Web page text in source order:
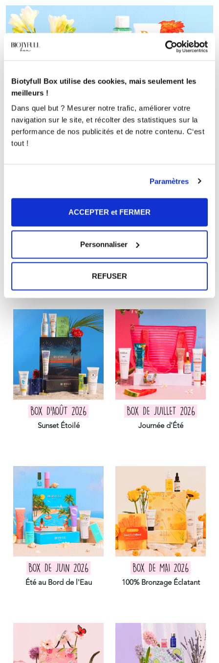
Biotyfull Box utilise des cookies, mais seulement les
meilleurs !
Dans quel but ? Mesurer notre trafic, améliorer votre
navigation sur le site, et récolter des statistiques sur la
performance de nos publicités et de notre contenu. C‘est
tout !
Paramètres
ACCEPTER et FERMER
Personnaliser
REFUSER
LAISSEZ UN AVIS
BOX D'AOÛT 2026
Sunset Étoilé
BOX DE JUILLET 2026
Journée d'Été
BOX DE JUIN 2026
Été au Bord de l'Eau
BOX DE MAI 2026
100% Bronzage Éclatant